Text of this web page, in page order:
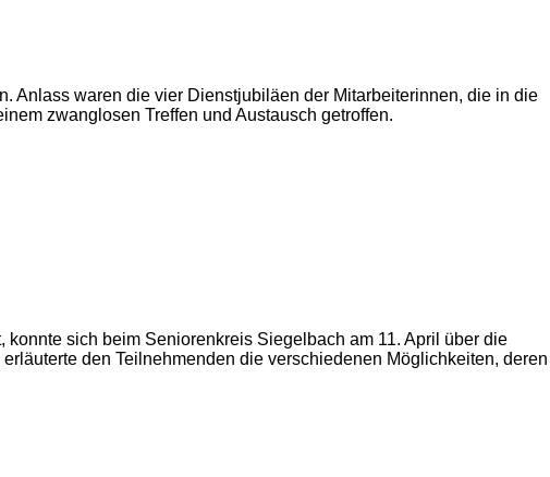
Anlass waren die vier Dienstjubiläen der Mitarbeiterinnen, die in die
zwanglosen Treffen und Austausch getroffen.
sich beim Seniorenkreis Siegelbach am 11. April über die
den Teilnehmenden die verschiedenen Möglichkeiten, deren